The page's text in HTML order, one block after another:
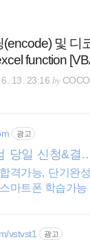
및 디
function
13. 23:16 by
광고
당일 신청&결
격가능, 단기완
마트폰 학습가능
vstvst1 광고
글쓰기 관